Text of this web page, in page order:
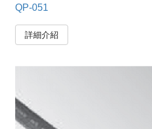
QP-051
詳細介紹